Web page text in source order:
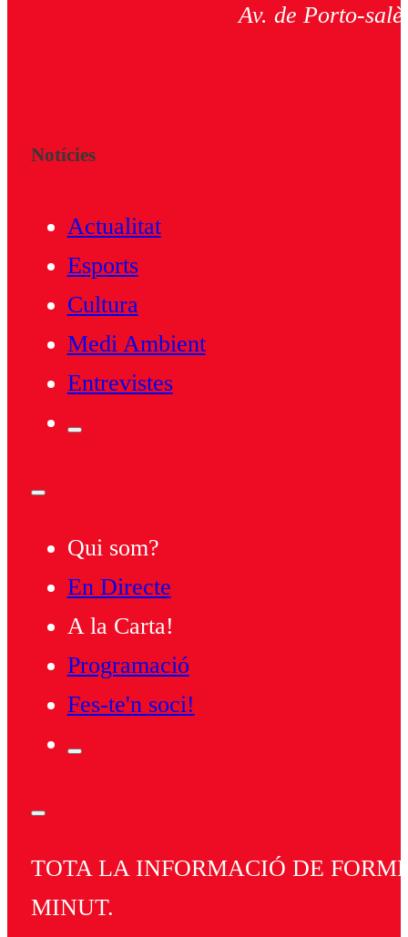
Av. de Porto-
Notícies
Actualitat
Esports
Cultura
Medi Ambient
Entrevistes
Qui som?
En Directe
A la Carta!
Programació
Fes-te'n soci!
TOTA LA INFORMACIÓ DE
MINUT.